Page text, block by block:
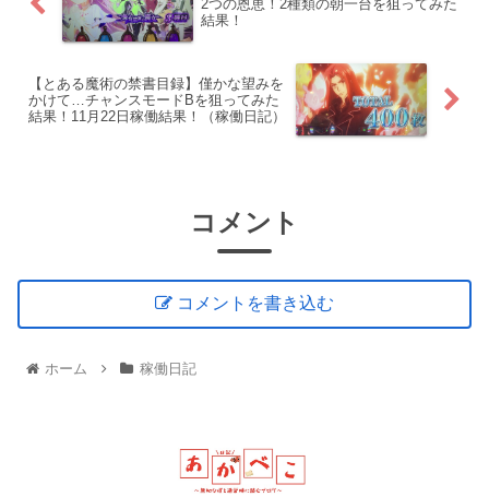
2つの恩恵！2種類の朝一台を狙ってみた
結果！
【とある魔術の禁書目録】僅かな望みを
かけて…チャンスモードBを狙ってみた
結果！11月22日稼働結果！（稼働日記）
コメント
コメントを書き込む
ホーム 稼働日記